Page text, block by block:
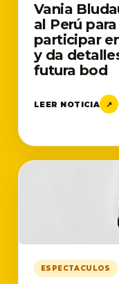
Vania
al Perú para
participar
y da
futura bod
LEER NOTICIA ↗
ESPECTACULOS